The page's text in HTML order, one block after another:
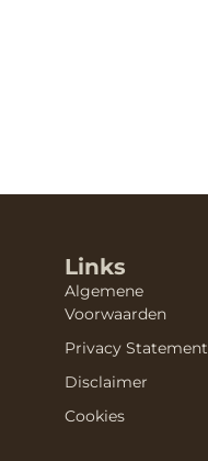
Links
Algemene
Voorwaarden
Privacy Statement
Disclaimer
Cookies